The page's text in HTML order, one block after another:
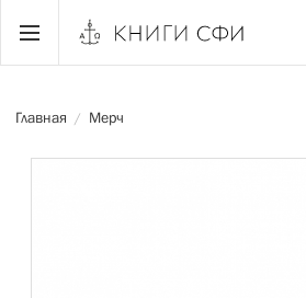
Главная / Мерч